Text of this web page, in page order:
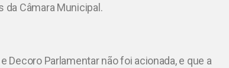
Câmara Municipal.
Parlamentar não foi acionada, e que a